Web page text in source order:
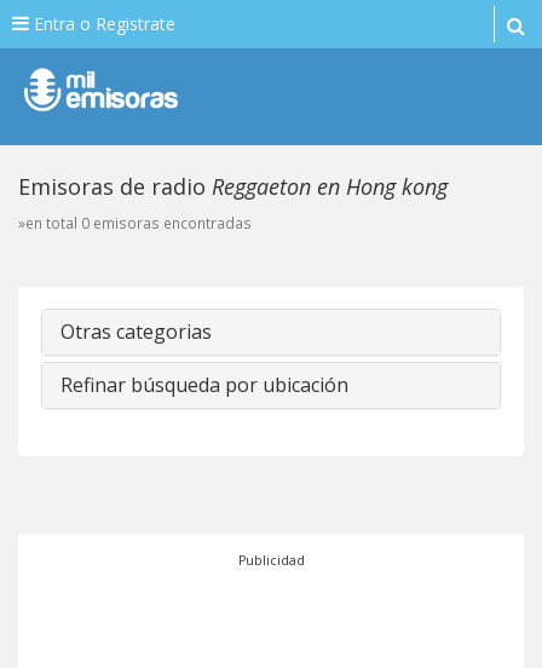
Entra o Registrate
Emisoras de radio Reggaeton en Hong kong
»en total 0 emisoras encontradas
Otras categorias
Refinar búsqueda por ubicación
Publicidad